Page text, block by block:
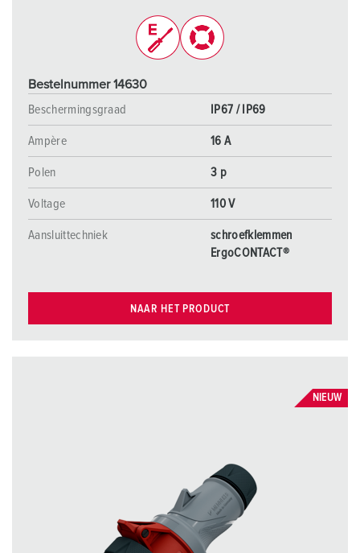
Bestelnummer 14630
Beschermingsgraad
IP67 / IP69
Ampère 16 A
Polen 3 p
Voltage 110 V
Aansluittechniek
schroefklemmen
ErgoCONTACT®
NAAR HET PRODUCT
NIEUW